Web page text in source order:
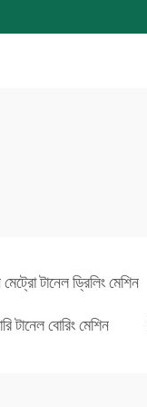
টানেল ড্রিলিং মেশিন
টানেল বোরিং মেশিন